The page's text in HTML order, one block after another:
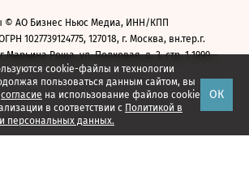
cookie-файлы и технологии
пользоваться данным сайтом, вы
согласие на использование файлов cookie
в соответствии с Политикой в
персональных данных.
ОК
© АО Бизнес Ньюс Медиа, ИНН/КПП
1027739124775, 127018, г. Москва, вн.тер.г.
Марьина Роща, ул. Полковая, д. 3, стр. 1 1999—